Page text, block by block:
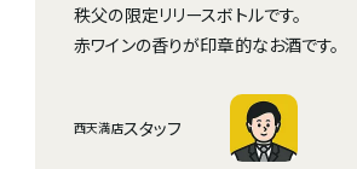
秩父の限定リリースボトルです。
赤ワインの香りが印章的なお酒です。
西天満店スタッフ